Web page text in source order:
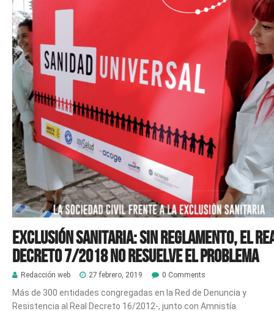
Exclusión sanitaria: Sin reglamento, el
Decreto 7/2018 no resuelve el problema
Redacción web 27 febrero, 2019 0 Comments
Más de 300 entidades congregadas en la Red de Denuncia y
Resistencia al Real Decreto 16/2012-, junto con Amnistía